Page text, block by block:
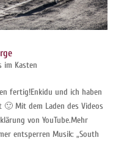
im Kasten
fertig!Enkidu und ich haben
🙂 Mit dem Laden des Videos
von YouTube.Mehr
entsperren Musik: „South